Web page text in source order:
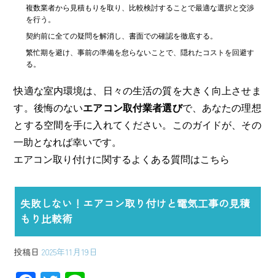
複数業者から見積もりを取り、比較検討することで最適な選択と交渉
を行う。
契約前に全ての疑問を解消し、書面での確認を徹底する。
繁忙期を避け、事前の準備を怠らないことで、隠れたコストを回避す
る。
快適な室内環境は、日々の生活の質を大きく向上させま
す。後悔のないエアコン取付業者選びで、あなたの理想
とする空間を手に入れてください。このガイドが、その
一助となれば幸いです。
エアコン取り付けに関するよくある質問はこちら
失敗しない！エアコン取り付けと電気工事の見積
もり比較術
投稿日 2025年11月19日